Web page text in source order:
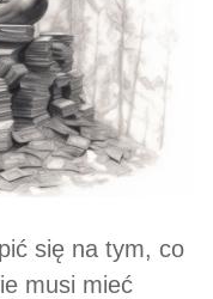
się na tym, co
musi mieć